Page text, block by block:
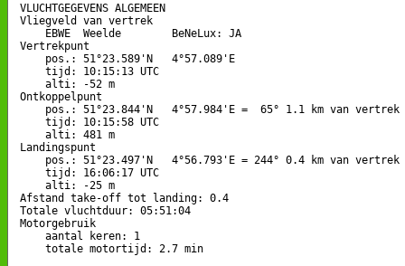
VLUCHTGEGEVENS ALGEMEEN
Vliegveld van vertrek
    EBWE  Weelde        BeNeLux: JA
Vertrekpunt
    pos.: 51°23.589'N   4°57.089'E
    tijd: 10:15:13 UTC
    alti: -52 m
Ontkoppelpunt
    pos.: 51°23.844'N   4°57.984'E =  65° 1.1 km van vertrek
    tijd: 10:15:58 UTC
    alti: 481 m
Landingspunt
    pos.: 51°23.497'N   4°56.793'E = 244° 0.4 km van vertrek
    tijd: 16:06:17 UTC
    alti: -25 m
Afstand take-off tot landing: 0.4
Totale vluchtduur: 05:51:04
Motorgebruik
    aantal keren: 1
    totale motortijd: 2.7 min